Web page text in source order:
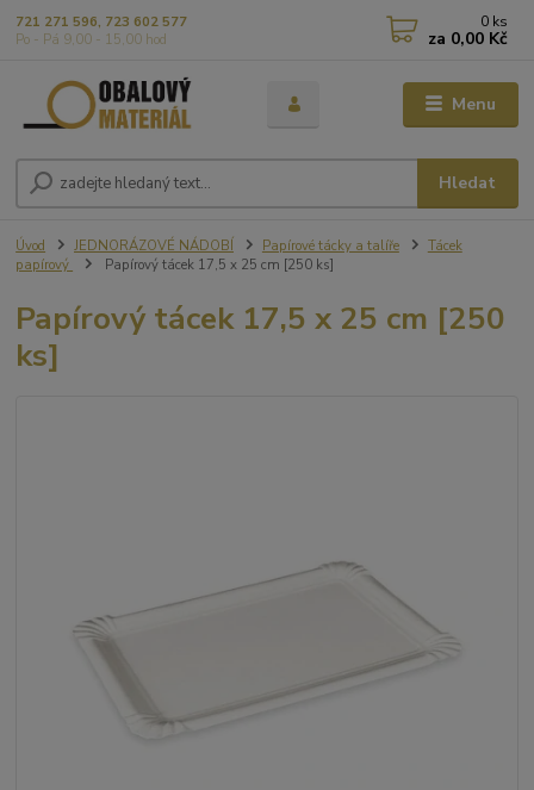
Menu
Hledat
721 271 596, 723 602 577
Po - Pá 9,00 - 15,00 hod
0 ks
za 0,00 Kč
Úvod JEDNORÁZOVÉ NÁDOBÍ Papírové tácky a talíře
Tácek
papírový
Papírový tácek 17,5 x 25 cm [250 ks]
Papírový tácek 17,5 x 25 cm [250
ks]